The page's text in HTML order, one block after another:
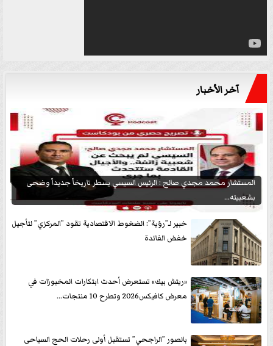
آخر الأخبار
المستشار محمد مجدي صالح : الرئيس السيسي يسطر تاريخاً جديداً وضحى
بشعبيته...
خبير لـ”رؤية”: الضغوط الاقتصادية تقود ”المركزي” لتأجيل
خفض الفائدة
«ريتش بيك» تستعرض أحدث ابتكارات المخبوزات في
معرض كافيكس2026 وتطرح 10 منتجات...
بالصور ”الراجحي” تستقبل أولى رحلات الحج السياحى